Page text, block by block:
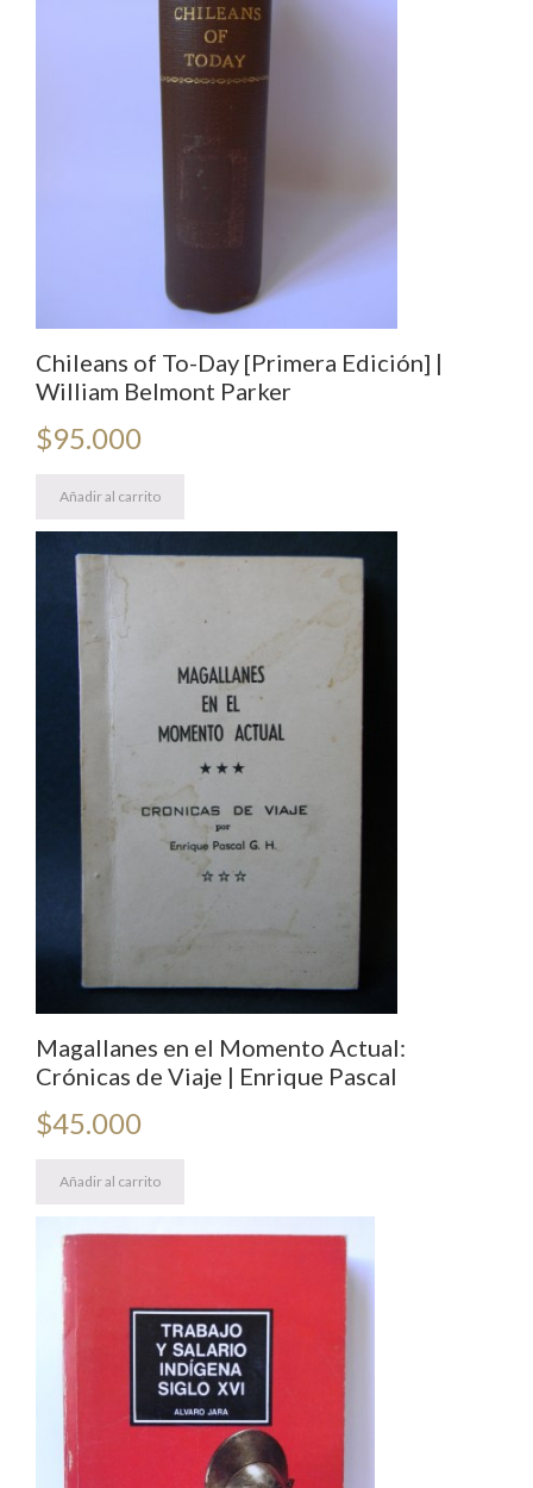
Chileans of To-Day [Primera Edición] |
William Belmont Parker
$95.000
Añadir al carrito
Magallanes en el Momento Actual:
Crónicas de Viaje | Enrique Pascal
$45.000
Añadir al carrito